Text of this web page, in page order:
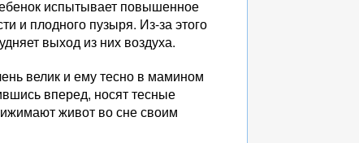
испытывает повышенное
и плодного пузыря. Из-за этого
выход из них воздуха.
велик и ему тесно в мамином
вперед, носят тесные
живот во сне своим